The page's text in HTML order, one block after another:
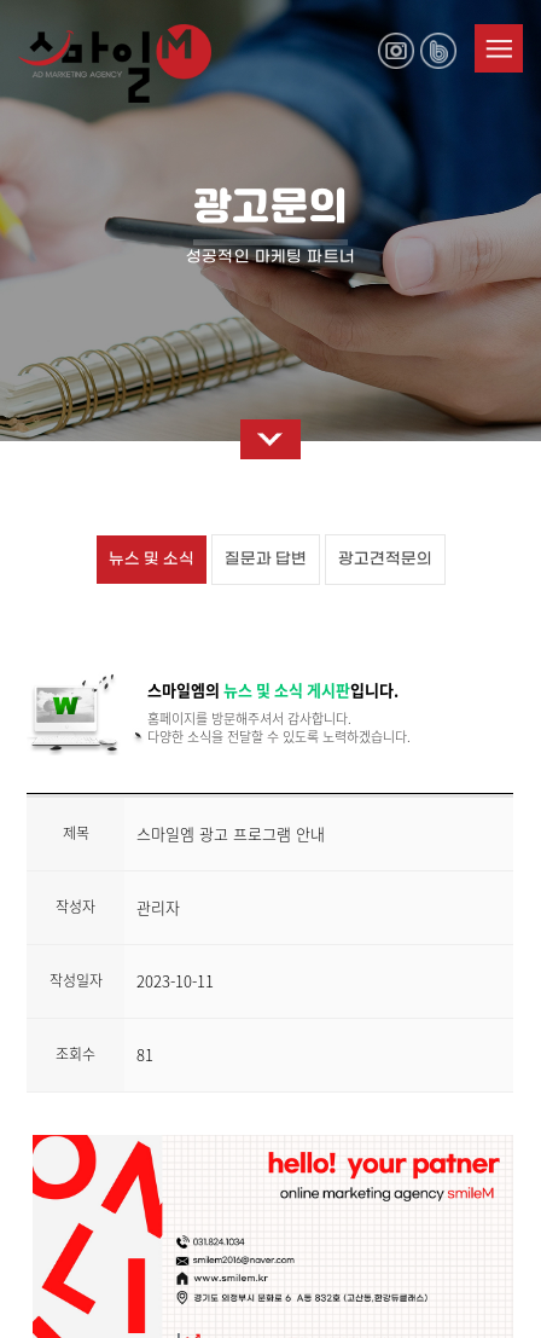
광고문의
성공적인 마케팅 파트너
뉴스 및 소식 질문과 답변 광고견적문의
스마일엠의뉴스 및 소식 게시판입니다.
홈페이지를 방문해주셔서 감사합니다.
다양한 소식을 전달할 수 있도록 노력하겠습니다.
제목 스마일엠 광고 프로그램 안내
작성자 관리자
작성일자 2023-10-11
조회수 81